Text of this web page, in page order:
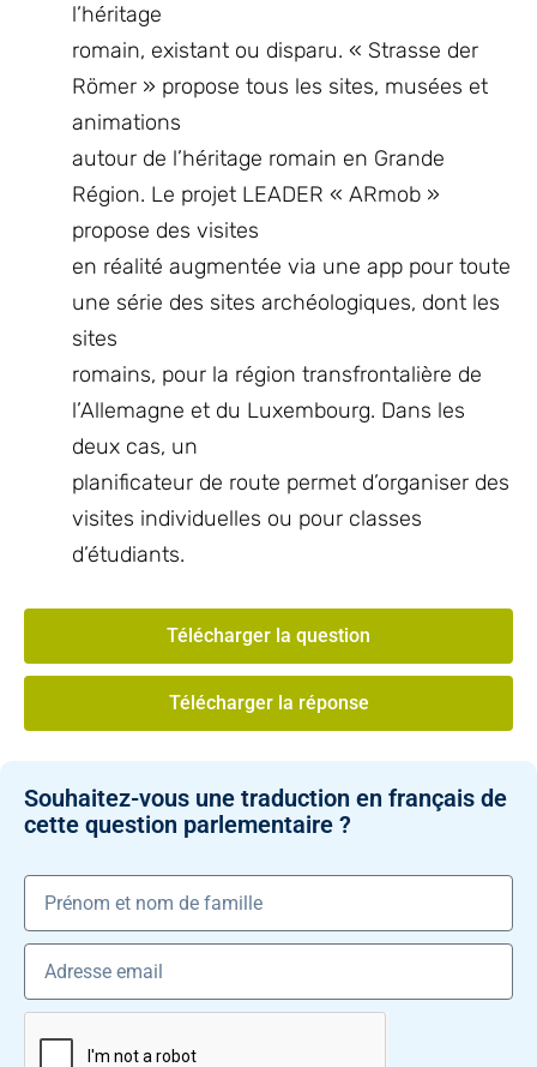
l’héritage
romain, existant ou disparu. « Strasse der
Römer » propose tous les sites, musées et
animations
autour de l’héritage romain en Grande
Région. Le projet LEADER « ARmob »
propose des visites
en réalité augmentée via une app pour toute
une série des sites archéologiques, dont les
sites
romains, pour la région transfrontalière de
l’Allemagne et du Luxembourg. Dans les
deux cas, un
planificateur de route permet d’organiser des
visites individuelles ou pour classes
d’étudiants.
Télécharger la question
Télécharger la réponse
Souhaitez-vous une traduction en français de
cette question parlementaire ?